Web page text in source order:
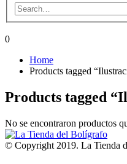
0
Home
Products tagged
Products tagged
No se encontraron productos
© Copyright 2019. La Tienda